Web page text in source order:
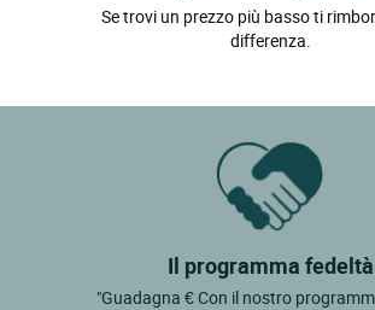
Se trovi un prezzo più basso ti
differenza.
Il programma fedeltà
"Guadagna € Con il nostro